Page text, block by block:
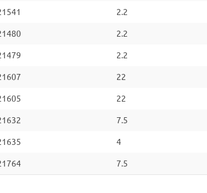
2.2
2.2
2.2
22
22
7.5
4
7.5